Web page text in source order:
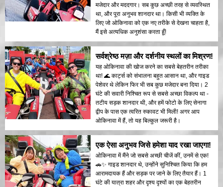
मजेदार और मददगार। सब कुछ अच्छी तरह से व्यवस्थित
था, और पूरा अनुभव शानदार था। किसी भी व्यक्ति के
लिए जो ओकिनावा को एक नए तरीके से देखना चाहता है,
मैं इसे अत्यधिक अनुशंसा करता हूँ!
सर्वश्रेष्ठ मज़ा और दर्शनीय स्थलों का मिश्रण!
यह ओकिनावा की खोज करने का सबसे बेहतरीन तरीका
था! 🌊 कार्ट्स को संभालना बहुत आसान था, और गाइड
पेशेवर थे लेकिन फिर भी सब कुछ मजेदार बना दिया। 2
घंटे की सवारी निश्चित रूप से सबसे अच्छा विकल्प था -
तटीय सड़क शानदार थी, और हमें फोटो के लिए सेनागा
द्वीप के पास एक त्वरित रुकावट भी मिली! अगर आप
ओकिनावा में हैं, तो यह बिल्कुल जरूरी है।
एक ऐसा अनुभव जिसे हमेशा याद रखा जाएगा!
ओकिनावा में मैंने जो सबसे अच्छी चीजें कीं, उनमें से एक!
🚗✨ गाइड शानदार थे, उन्होंने सुनिश्चित किया कि हम
आरामदायक हैं और सड़क पर जाने के लिए तैयार हैं। 1
घंटे की यात्रा शहर और दृश्य दृश्यों का एक बेहतरीन